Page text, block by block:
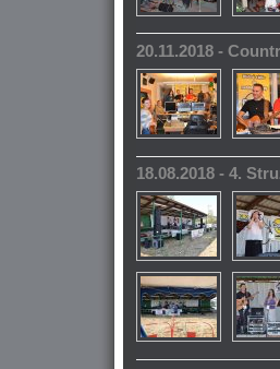
20.11.2018 -
18.08.2018 - 4.